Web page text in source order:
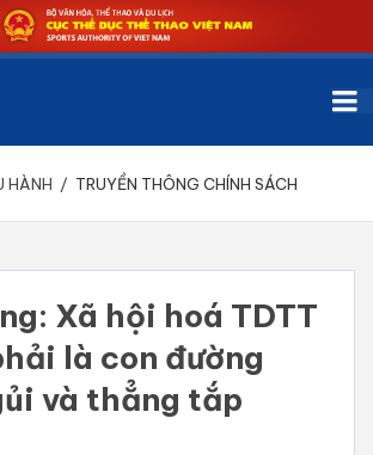
HÀNH / TRUYỀN THÔNG CHÍNH SÁCH
Xã hội hoá TDTT
là con đường
và thẳng tắp